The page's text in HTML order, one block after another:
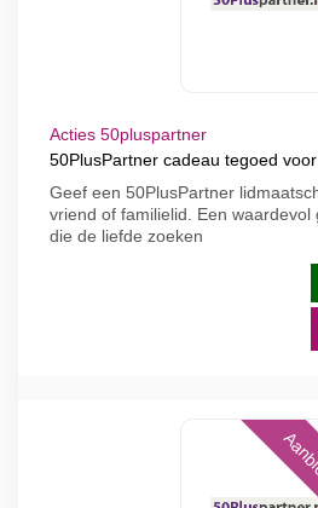
Acties 50pluspartner
50PlusPartner cadeau tegoed
Geef een 50PlusPartner
vriend of familielid. Een waardevol
die de liefde zoeken